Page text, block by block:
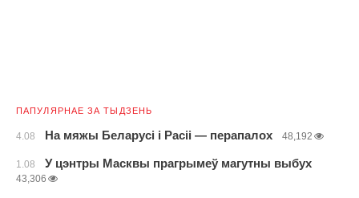
ПАПУЛЯРНАЕ ЗА ТЫДЗЕНЬ
4.08 На мяжы Беларусі і Расіі — перапалох 48,192
1.08 У цэнтры Масквы прагрымеў магутны выбух
43,306